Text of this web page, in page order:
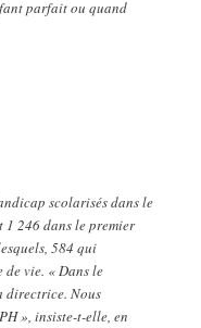
parfait ou quand
scolarisés dans le
1 246 dans le premier
584 qui
vie. « Dans le
directrice. Nous
», insiste-t-elle, en